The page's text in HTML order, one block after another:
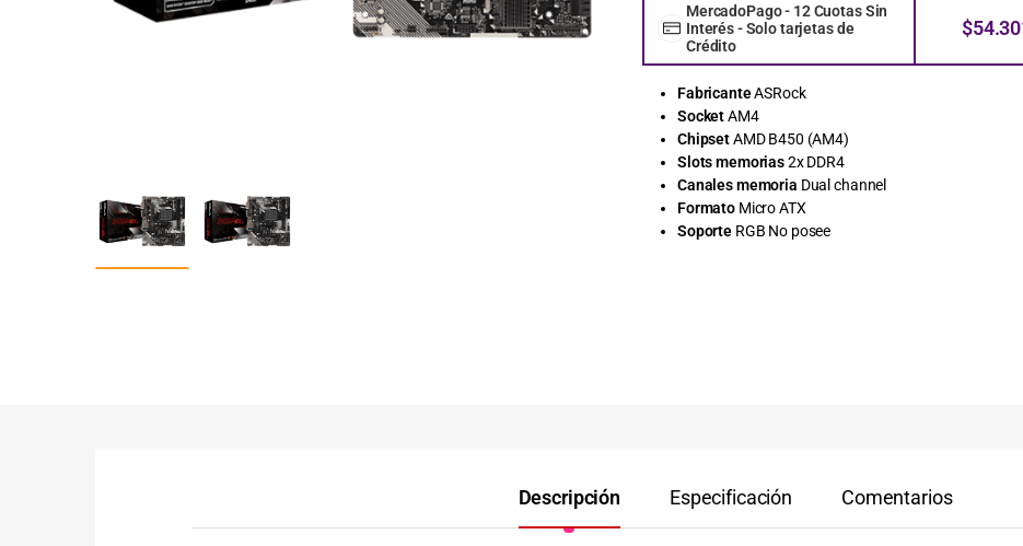
MercadoPago - 12 Cuotas Sin
Interés - Solo tarjetas de
Crédito
$
FabricanteASRock
SocketAM4
ChipsetAMD B450 (AM4)
Slots memorias2x DDR4
Canales memoria Dual channel
Formato Micro ATX
Soporte RGB No posee
Descripción Especificación Comentarios